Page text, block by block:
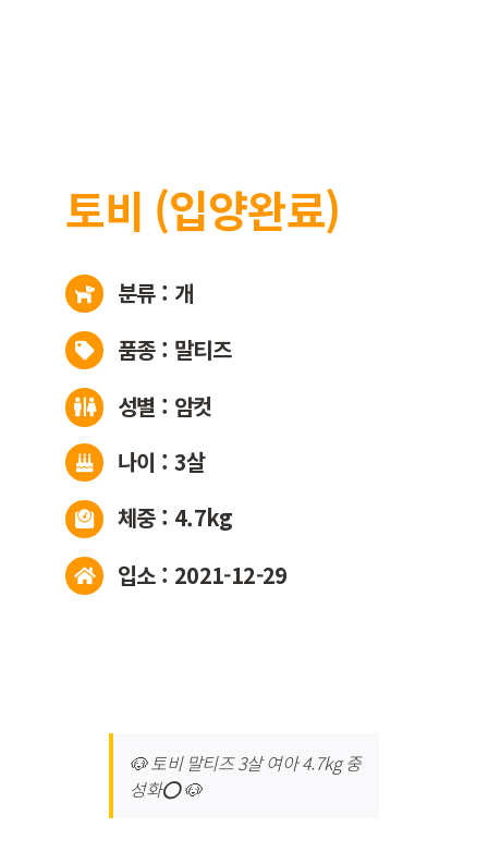
토비 (입양완료)
분류 : 개
품종 : 말티즈
성별 : 암컷
나이 : 3살
체중 : 4.7kg
입소 : 2021-12-29
🐶 토비 말티즈 3살 여아 4.7kg 중
성화⭕ 🐶